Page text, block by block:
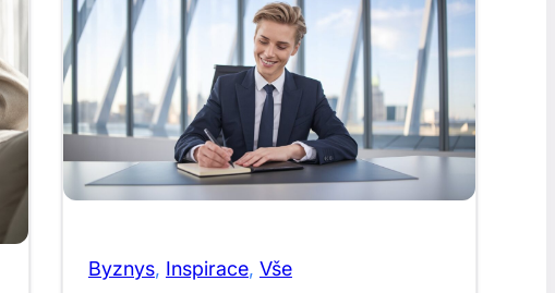
Byznys, Inspirace, Vše